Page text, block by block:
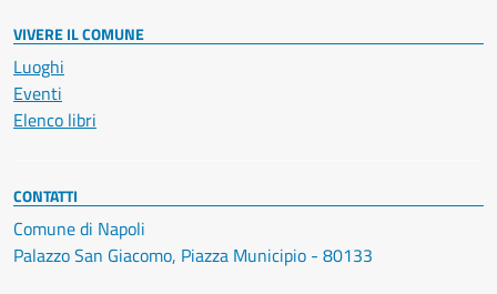
VIVERE IL COMUNE
Luoghi
Eventi
Elenco libri
CONTATTI
Comune di Napoli
Palazzo San Giacomo, Piazza Municipio - 80133